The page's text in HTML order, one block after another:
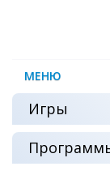
МЕНЮ
Игры